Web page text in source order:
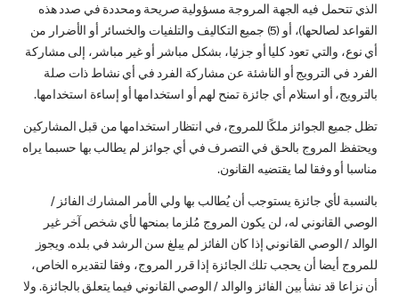
الذي تتحمل فيه الجهة المروجة مسؤولية صريحة ومحددة في صدد هذه
القواعد لصالحها)، أو (5) جميع التكاليف والتلفيات والخسائر أو الأضرار من
أي نوع، والتي تعود كليا أو جزئيا، بشكل مباشر أو غير مباشر، إلى مشاركة
الفرد في الترويج أو الناشئة عن مشاركة الفرد في أي نشاط ذات صلة
بالترويج، أو استلام أي جائزة تمنح لهم أو استخدامها أو إساءة استخدامها.
تظل جميع الجوائز ملكًا للمروج، في انتظار استخدامها من قبل المشاركين
ويحتفظ المروج بالحق في التصرف في أي جوائز لم يطالب بها حسبما يراه
مناسبا أو وفقا لما يقتضيه القانون.
بالنسبة لأي جائزة يستوجب أن يُطالب بها ولي الأمر المشارك الفائز /
الوصي القانوني له، لن يكون المروج مُلزما بمنحها لأي شخص آخر غير
الوالد / الوصي القانوني إذا كان الفائز لم يبلغ سن الرشد في بلده. ويجوز
للمروج أيضا أن يحجب تلك الجائزة إذا قرر المروج، وفقا لتقديره الخاص،
أن نزاعا قد نشأ بين الفائز والوالد / الوصي القانوني فيما يتعلق بالجائزة. ولا